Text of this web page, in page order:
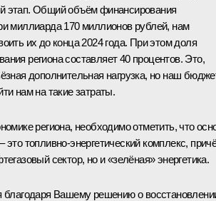
этап. Общий объём финансирования
миллиарда 170 миллионов рублей, нам
их до конца 2024 года. При этом доля
региона составляет 40 процентов. Это,
дополнительная нагрузка, но наш
нам на такие затраты.
региона, необходимо отметить, что
это топливно-энергетический комплекс,
сектор, но и «зелёная» энергетика.
благодаря Вашему решению о